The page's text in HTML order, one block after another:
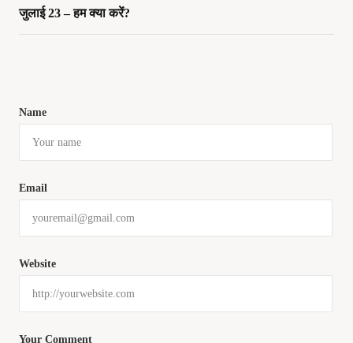
जुलाई 23 – हम क्या करें?
Your Comment
Name
Email
Website